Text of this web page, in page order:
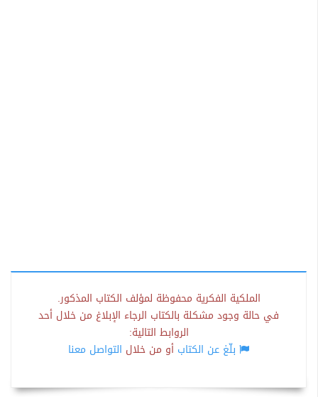
الملكية الفكرية محفوظة لمؤلف الكتاب المذكور.
في حالة وجود مشكلة بالكتاب الرجاء الإبلاغ من خلال أحد
الروابط التالية:
بلّغ عن الكتاب أو من خلال التواصل معنا